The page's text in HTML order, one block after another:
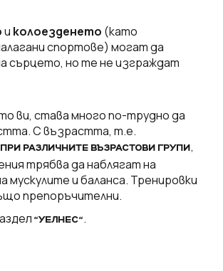
и колоезденето (като
спортове) могат да
сърцето, но те не изграждат
ви, става много по-трудно да
С възрастта, т.е.
РАЗЛИЧНИТЕ ВЪЗРАСТОВИ ГРУПИ ,
трябва да наблягат на
мускулите и баланса. Тренировки
препоръчителни.
“УЕЛНЕС“.